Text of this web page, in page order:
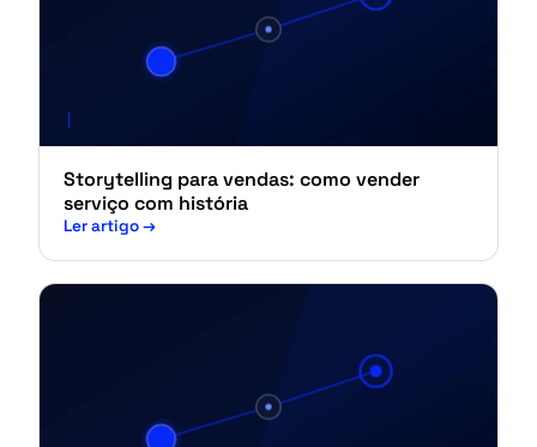
Storytelling para vendas: como vender
serviço com história
Ler artigo→